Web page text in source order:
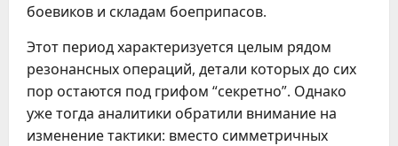
боевиков и складам боеприпасов.
Этот период характеризуется целым рядом
резонансных операций, детали которых до сих
пор остаются под грифом “секретно”. Однако
уже тогда аналитики обратили внимание на
изменение тактики: вместо симметричных